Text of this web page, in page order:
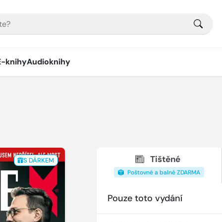
knihyAudioknihy
S DÁRKEM Tištěné
Poštovné a balné ZDARMA
Pouze toto vydání